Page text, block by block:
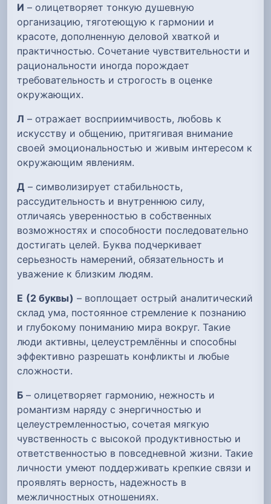
И – олицетворяет тонкую душевную
организацию, тяготеющую к гармонии и
красоте, дополненную деловой хваткой и
практичностью. Сочетание чувствительности и
рациональности иногда порождает
требовательность и строгость в оценке
окружающих.
Л – отражает восприимчивость, любовь к
искусству и общению, притягивая внимание
своей эмоциональностью и живым интересом к
окружающим явлениям.
Д – символизирует стабильность,
рассудительность и внутреннюю силу,
отличаясь уверенностью в собственных
возможностях и способности последовательно
достигать целей. Буква подчеркивает
серьезность намерений, обязательность и
уважение к близким людям.
Е (2 буквы) – воплощает острый аналитический
склад ума, постоянное стремление к познанию
и глубокому пониманию мира вокруг. Такие
люди активны, целеустремлённы и способны
эффективно разрешать конфликты и любые
сложности.
Б – олицетворяет гармонию, нежность и
романтизм наряду с энергичностью и
целеустремленностью, сочетая мягкую
чувственность с высокой продуктивностью и
ответственностью в повседневной жизни. Такие
личности умеют поддерживать крепкие связи и
проявлять верность, надежность в
межличностных отношениях.